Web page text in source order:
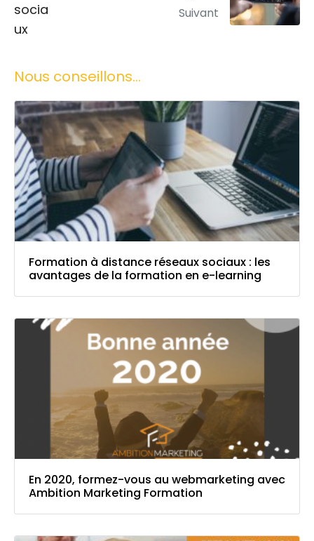
Suivant
Nous conseillons...
Formation à distance réseaux sociaux : les
avantages de la formation en e-learning
En 2020, formez-vous au webmarketing avec
Ambition Marketing Formation